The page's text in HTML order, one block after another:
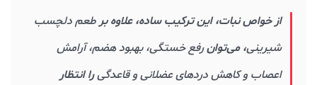
از خواص نبات، این ترکیب ساده، علاوه برطعم دلچسب
شیرینی، می‌توانرفع خستگی، بهبود هضم، آرامش
اعصاب و کاهش دردهای عضلانی و قاعدگیرا انتظار